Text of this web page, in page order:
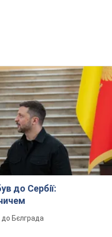
до Сербії:
Бєлграда